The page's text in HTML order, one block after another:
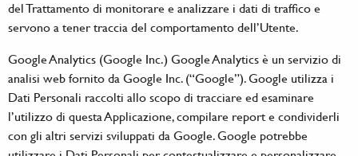
del Trattamento di monitorare e analizzare i dati di traffico e
servono a tener traccia del comportamento dell’Utente.
Google Analytics (Google Inc.) Google Analytics è un servizio di
analisi web fornito da Google Inc. (“Google”). Google utilizza i
Dati Personali raccolti allo scopo di tracciare ed esaminare
l’utilizzo di questa Applicazione, compilare report e condividerli
con gli altri servizi sviluppati da Google. Google potrebbe